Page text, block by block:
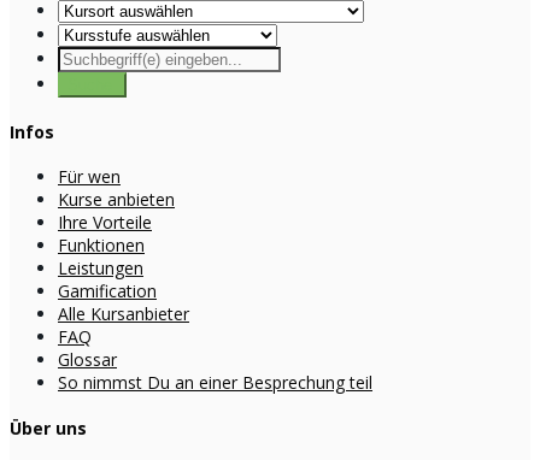
Infos
Für wen
Kurse anbieten
Ihre Vorteile
Funktionen
Leistungen
Gamification
Alle Kursanbieter
FAQ
Glossar
So nimmst Du an einer Besprechung teil
Über uns